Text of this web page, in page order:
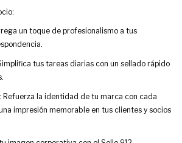
un toque de profesionalismo a tus
tus tareas diarias con un sellado rápido
la identidad de tu marca con cada
impresión memorable en tus clientes y socios